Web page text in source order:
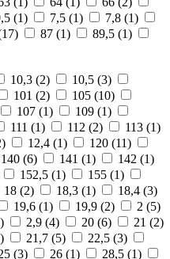
(1) 7,5 (1) 7,8 (1)
17) 87 (1) 89,5 (1)
10,3 (2) 10,5 (3)
101 (2) 105 (10)
107 (1) 109 (1)
111 (1) 112 (2) 113 (1)
) 12,4 (1) 120 (11)
140 (6) 141 (1) 142 (1)
152,5 (1) 155 (1)
18 (2) 18,3 (1) 18,4 (3)
19,6 (1) 19,9 (2) 2 (5)
) 2,9 (4) 20 (6) 21 (2)
) 21,7 (5) 22,5 (3)
(3) 26 (1) 28,5 (1)